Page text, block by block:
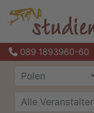
089 1893960-60
Polen
Alle Veranstalter